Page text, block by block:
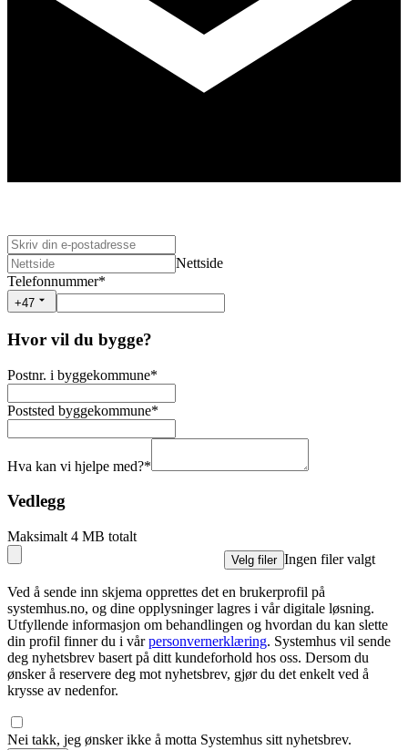
Nettside
Telefonnummer*
+47
Hvor vil du bygge?
Postnr. i byggekommune*
Poststed byggekommune*
Hva kan vi hjelpe med?*
Vedlegg
Maksimalt 4 MB totalt
Velg filer Ingen filer valgt
Ved å sende inn skjema opprettes det en brukerprofil på
systemhus.no, og dine opplysninger lagres i vår digitale løsning.
Utfyllende informasjon om behandlingen og hvordan du kan slette
din profil finner du i vår personvernerklæring. Systemhus vil sende
deg nyhetsbrev basert på ditt kundeforhold hos oss. Dersom du
ønsker å reservere deg mot nyhetsbrev, gjør du det enkelt ved å
krysse av nedenfor.
Nei takk, jeg ønsker ikke å motta Systemhus sitt nyhetsbrev.